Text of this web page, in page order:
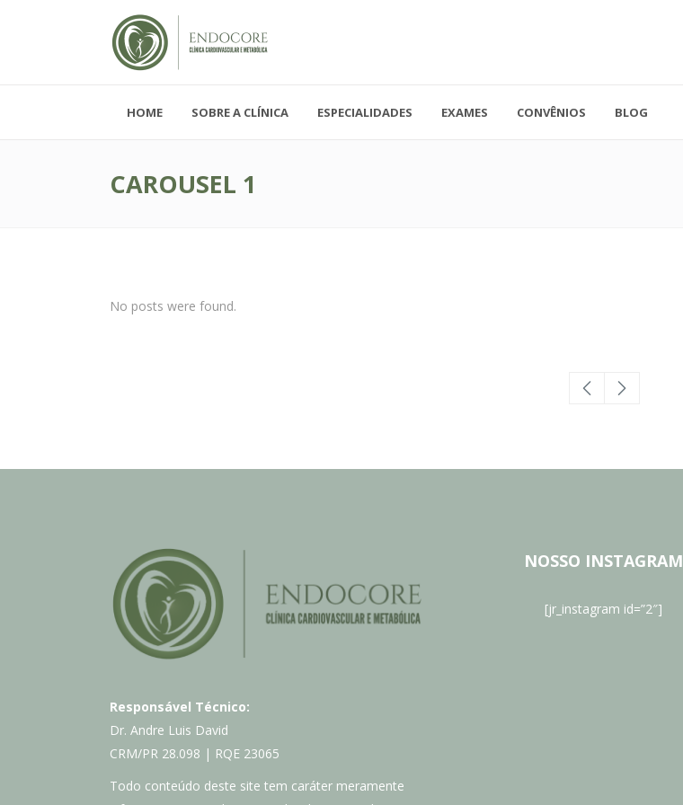
Segunda - Sexta-feira, das 08h-19h
41.3779-5559
HOME SOBRE A CLÍNICA ESPECIALIDADES EXAMES CONVÊNIOS BLOG
CAROUSEL 1
No posts were found.
Responsável Técnico:
Dr. Andre Luis David
CRM/PR 28.098 | RQE 23065
Todo conteúdo deste site tem caráter meramente
NOSSO INSTAGRAM
[jr_instagram id=”2″]